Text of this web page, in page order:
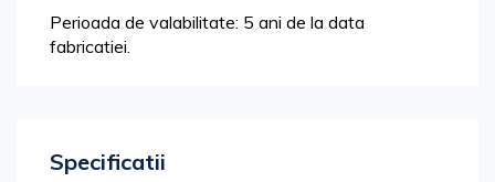
Perioada de valabilitate: 5 ani de la data
fabricatiei.
Specificatii